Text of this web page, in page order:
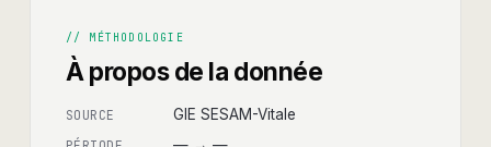
// MÉTHODOLOGIE
À propos de la donnée
SOURCE GIE SESAM-Vitale